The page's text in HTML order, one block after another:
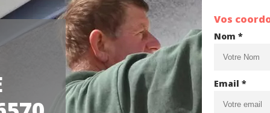
Vos
Nom *
Email *